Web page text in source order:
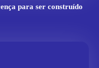
para ser construído